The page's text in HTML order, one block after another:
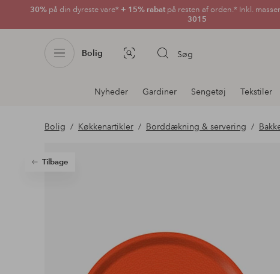
30% på din dyreste vare* + 15% rabatpå resten af orden.* Inkl.
3015
Bolig Billedsøgning Søg
Afdelningsnavigation
Nyheder Gardiner Sengetøj Tekstiler
Bolig Køkkenartikler Borddækning & servering
Tilbage